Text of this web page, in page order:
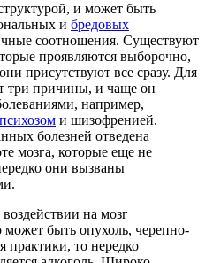
и может быть
и бредовых
соотношения. Существуют
проявляются выборочно,
присутствуют все сразу. Для
три причины, и чаще он
например,
и шизофренией.
болезней отведена
мозга, которые еще не
они вызваны
на мозг
быть опухоль, черепно-
практики, то нередко